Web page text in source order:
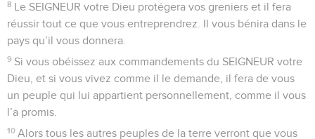
8 Le SEIGNEUR votre Dieu protégera vos greniers et il fera
réussir tout ce que vous entreprendrez. Il vous bénira dans le
pays qu’il vous donnera.
9 Si vous obéissez aux commandements du SEIGNEUR votre
Dieu, et si vous vivez comme il le demande, il fera de vous
un peuple qui lui appartient personnellement, comme il vous
l’a promis.
10 Alors tous les autres peuples de la terre verront que vous